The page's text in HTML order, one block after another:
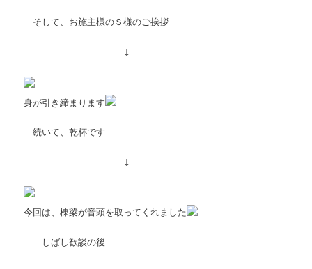
そして、お施主様のＳ様のご挨拶
↓
身が引き締まります
続いて、乾杯です
↓
今回は、棟梁が音頭を取ってくれました
しばし歓談の後